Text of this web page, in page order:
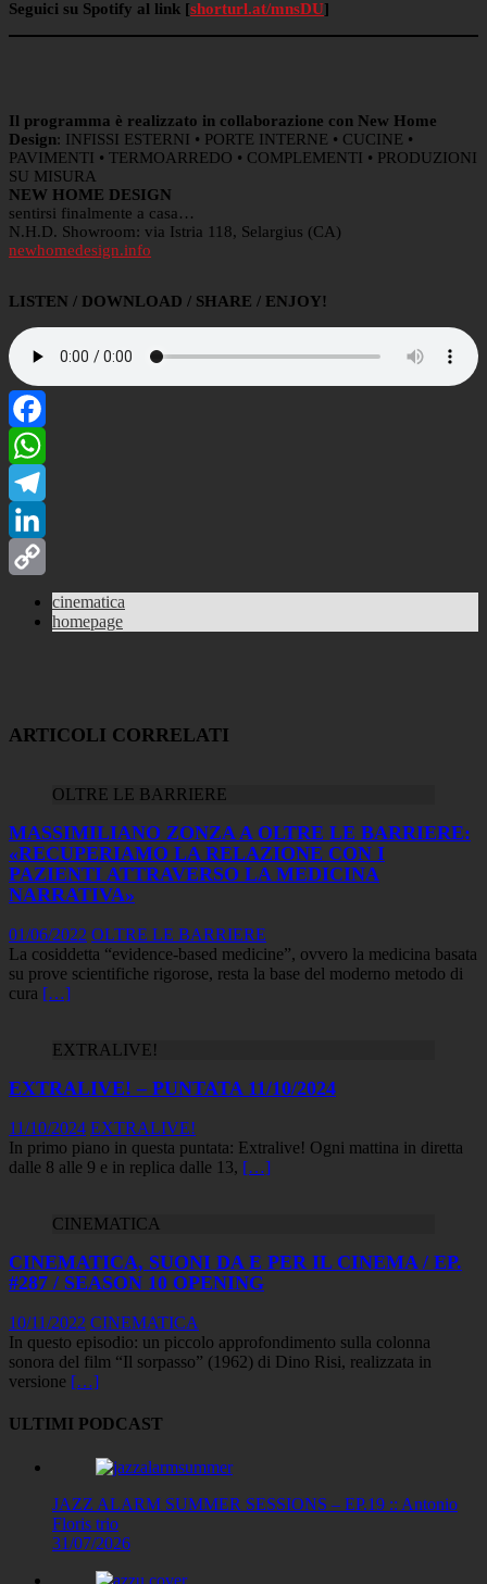
Seguici su Spotify al link [shorturl.at/mnsDU]
Il programma è realizzato in collaborazione con New Home
Design: INFISSI ESTERNI • PORTE INTERNE • CUCINE •
PAVIMENTI • TERMOARREDO • COMPLEMENTI • PRODUZIONI
SU MISURA
NEW HOME DESIGN
sentirsi finalmente a casa…
N.H.D. Showroom: via Istria 118, Selargius (CA)
newhomedesign.info
LISTEN / DOWNLOAD / SHARE / ENJOY!
Facebook
WhatsApp
Telegram
LinkedIn
Link
cinematica
homepage
ARTICOLI CORRELATI
OLTRE LE BARRIERE
MASSIMILIANO ZONZA A OLTRE LE BARRIERE:
«RECUPERIAMO LA RELAZIONE CON I
PAZIENTI ATTRAVERSO LA MEDICINA
NARRATIVA»
01/06/2022 OLTRE LE BARRIERE
La cosiddetta “evidence-based medicine”, ovvero la medicina basata
su prove scientifiche rigorose, resta la base del moderno metodo di
cura […]
EXTRALIVE!
EXTRALIVE! – PUNTATA 11/10/2024
11/10/2024 EXTRALIVE!
In primo piano in questa puntata: Extralive! Ogni mattina in diretta
dalle 8 alle 9 e in replica dalle 13, […]
CINEMATICA
CINEMATICA, SUONI DA E PER IL CINEMA / EP.
#287 / SEASON 10 OPENING
10/11/2022 CINEMATICA
In questo episodio: un piccolo approfondimento sulla colonna
sonora del film “Il sorpasso” (1962) di Dino Risi, realizzata in
versione […]
ULTIMI PODCAST
JAZZ ALARM SUMMER SESSIONS – EP.19 :: Antonio
Floris trio
31/07/2026